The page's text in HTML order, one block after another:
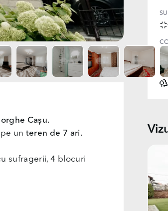
Cașu.
un teren de 7 ari.
sufragerii, 4 blocuri